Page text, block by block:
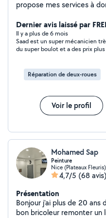
propose mes services à
A votre service !
Dernier avis laissé par
Il y a plus de 6 mois
Saad est un super mécanicien
du super boulot et a des prix plus que
Réparation de deux-roues
Voir le profil
Mohamed Sap
Peinture
Nice (Plateaux Fleuris)
4,7/5 (68 avis)
Présentation
Bonjour j'ai plus de 20 ans
bon bricoleur remonter